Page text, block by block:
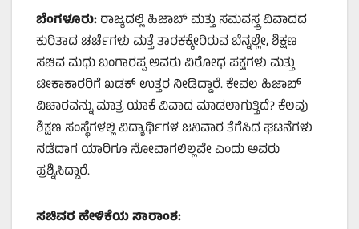
ಬೆಂಗಳೂರು:ರಾಜ್ಯದಲ್ಲಿ ಹಿಜಾಬ್‌ ಮತ್ತು ಸಮವಸ್ತ್ರ ವಿವಾದದ
ಕುರಿತಾದ ಚರ್ಚೆಗಳು ಮತ್ತೆ ತಾರಕಕ್ಕೇರಿರುವ ಬೆನ್ನಲ್ಲೇ, ಶಿಕ್ಷಣ
ಸಚಿವ ಮಧು ಬಂಗಾರಪ್ಪ ಅವರು ವಿರೋಧ ಪಕ್ಷಗಳು ಮತ್ತು
ಟೀಕಾಕಾರರಿಗೆ ಖಡಕ್‌ ಉತ್ತರ ನೀಡಿದ್ದಾರೆ. ಕೇವಲ ಹಿಜಾಬ್‌
ವಿಚಾರವನ್ನು ಮಾತ್ರ ಯಾಕೆ ವಿವಾದ ಮಾಡಲಾಗುತ್ತಿದೆ? ಕೆಲವು
ಶಿಕ್ಷಣ ಸಂಸ್ಥೆಗಳಲ್ಲಿ ವಿದ್ಯಾರ್ಥಿಗಳ ಜನಿವಾರ ತೆಗೆಸಿದ ಘಟನೆಗಳು
ನಡೆದಾಗ ಯಾರಿಗೂ ನೋವಾಗಲಿಲ್ಲವೇ ಎಂದು ಅವರು
ಪ್ರಶ್ನಿಸಿದ್ದಾರೆ.
ಸಚಿವರ ಹೇಳಿಕೆಯ ಸಾರಾಂಶ: